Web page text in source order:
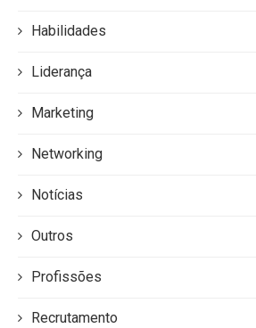
Habilidades
Liderança
Marketing
Networking
Notícias
Outros
Profissões
Recrutamento